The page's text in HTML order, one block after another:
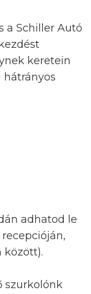
a Schiller Autó
keretein
adhatod le
között).
szurkolónk